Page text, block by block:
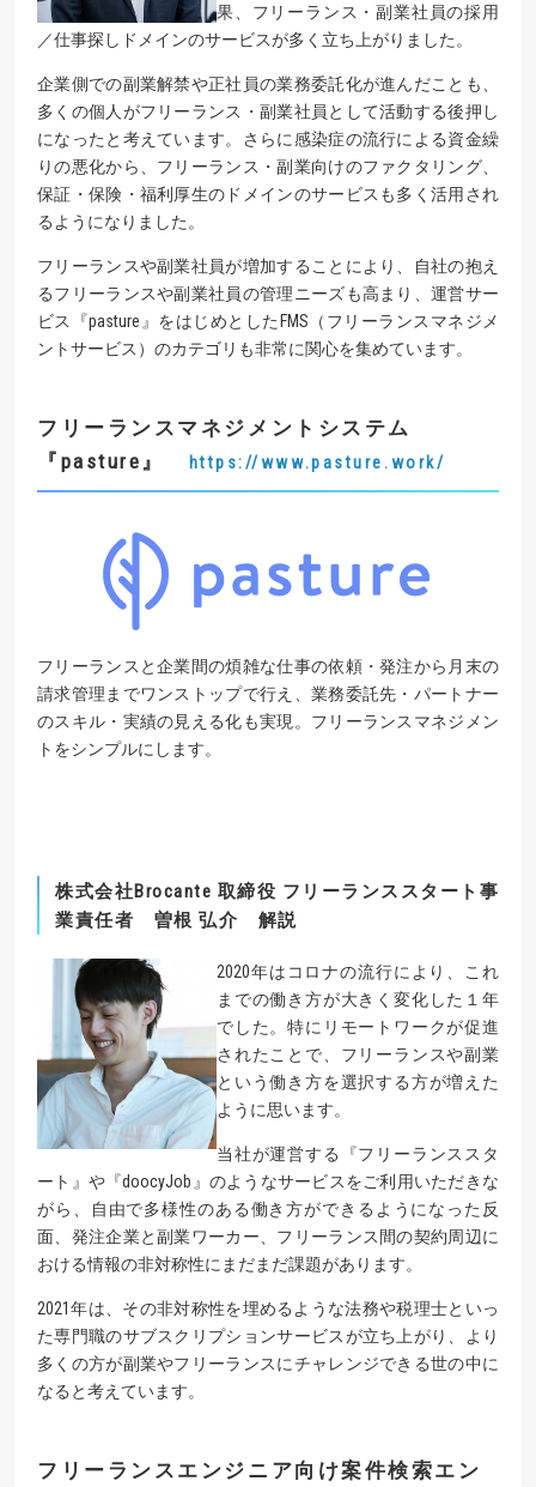
果、フリーランス・副業社員の採用
／仕事探しドメインのサービスが多く立ち上がりました。
企業側での副業解禁や正社員の業務委託化が進んだことも、
多くの個人がフリーランス・副業社員として活動する後押し
になったと考えています。さらに感染症の流行による資金繰
りの悪化から、フリーランス・副業向けのファクタリング、
保証・保険・福利厚生のドメインのサービスも多く活用され
るようになりました。
フリーランスや副業社員が増加することにより、自社の抱え
るフリーランスや副業社員の管理ニーズも高まり、運営サー
ビス『pasture』をはじめとしたFMS（フリーランスマネジメ
ントサービス）のカテゴリも非常に関心を集めています。
フリーランスマネジメントシステム
『pasture』
https://www.pasture.work/
フリーランスと企業間の煩雑な仕事の依頼・発注から月末の
請求管理までワンストップで行え、業務委託先・パートナー
のスキル・実績の見える化も実現。フリーランスマネジメン
トをシンプルにします。
株式会社Brocante 取締役 フリーランススタート事
業責任者 曽根 弘介 解説
2020年はコロナの流行により、これ
までの働き方が大きく変化した１年
でした。特にリモートワークが促進
されたことで、フリーランスや副業
という働き方を選択する方が増えた
ように思います。
当社が運営する『フリーランススタ
ート』や『doocyJob』のようなサービスをご利用いただきな
がら、自由で多様性のある働き方ができるようになった反
面、発注企業と副業ワーカー、フリーランス間の契約周辺に
おける情報の非対称性にまだまだ課題があります。
2021年は、その非対称性を埋めるような法務や税理士といっ
た専門職のサブスクリプションサービスが立ち上がり、より
多くの方が副業やフリーランスにチャレンジできる世の中に
なると考えています。
フリーランスエンジニア向け案件検索エン